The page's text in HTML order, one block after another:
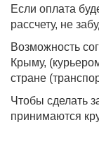
Если оплата
рассчету, не
Возможность
Крыму,
стране
Чтобы сделать
принимаются